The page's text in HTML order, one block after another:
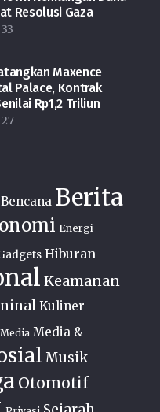
Resolusi Gaza
33
Maxence
Palace, Kontrak
Rp1,2 Triliun
27
Bencana Berita
Energi
Hiburan
Keamanan
Kuliner
Media Media &
Musik
Otomotif